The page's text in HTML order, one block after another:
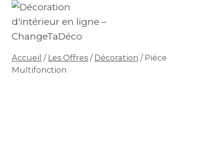
Skip
content
Accueil / Les Offres / Décoration / Pièce
Multifonction